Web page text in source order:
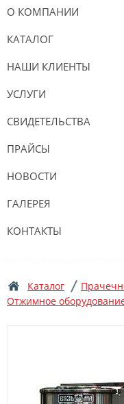
О КОМПАНИИ
КАТАЛОГ
НАШИ КЛИЕНТЫ
УСЛУГИ
СВИДЕТЕЛЬСТВА
ПРАЙСЫ
НОВОСТИ
ГАЛЕРЕЯ
КОНТАКТЫ
Каталог
Отжимное